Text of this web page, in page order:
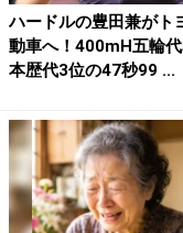
ハードルの豊田兼がト
動車へ！400mH五輪代
本歴代3位の47秒99 ...